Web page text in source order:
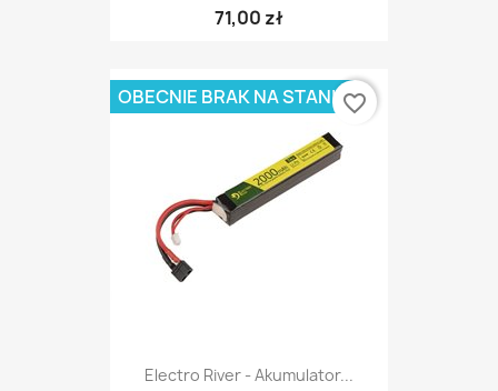
71,00 zł
Electro River - Akumulator...
OBECNIE BRAK NA STANIEfavorite_border